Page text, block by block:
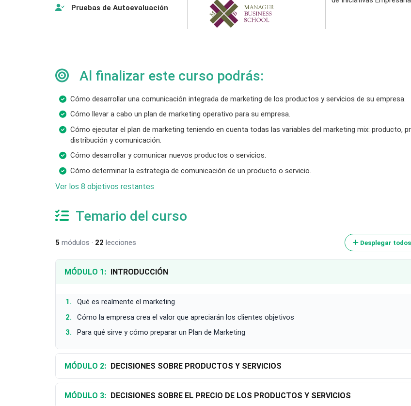
Pruebas de Autoevaluación
Al finalizar este curso podrás:
Cómo desarrollar una comunicación integrada de marketing de los productos y servicios de su empresa.
Cómo llevar a cabo un plan de marketing operativo para su empresa.
Cómo ejecutar el plan de marketing teniendo en cuenta todas las variables del marketing mix: producto,
distribución y comunicación.
Cómo desarrollar y comunicar nuevos productos o servicios.
Cómo determinar la estrategia de comunicación de un producto o servicio.
Ver los 8 objetivos restantes
Temario del curso
5 módulos · 22 lecciones Desplegar
MÓDULO 1: INTRODUCCIÓN
Qué es realmente el marketing
Cómo la empresa crea el valor que apreciarán los clientes objetivos
Para qué sirve y cómo preparar un Plan de Marketing
MÓDULO 2: DECISIONES SOBRE PRODUCTOS Y SERVICIOS
MÓDULO 3: DECISIONES SOBRE EL PRECIO DE LOS PRODUCTOS Y SERVICIOS